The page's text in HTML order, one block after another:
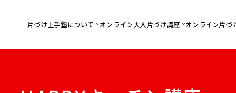
片づけ上手塾について オンライン大人片づけ講座 オンライン片づ